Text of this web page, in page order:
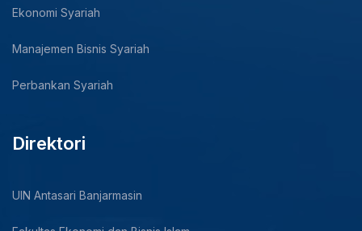
Ekonomi Syariah
Manajemen Bisnis Syariah
Perbankan Syariah
Direktori
UIN Antasari Banjarmasin